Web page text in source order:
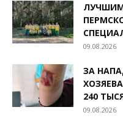
09.08.2026
ЗА
240
09.08.2026